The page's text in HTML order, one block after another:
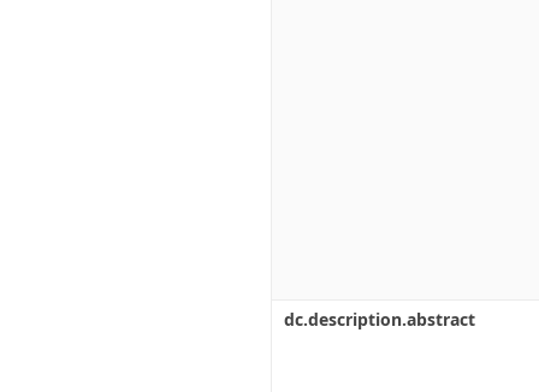
dc.description.abstract